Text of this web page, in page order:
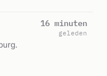
16 minuten
geleden